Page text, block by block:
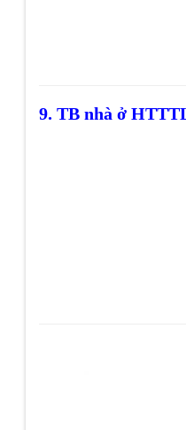
9. TB nhà ở